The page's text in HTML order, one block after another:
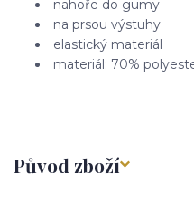
nahoře do gumy
na prsou výstuhy
elastický materiál
materiál: 70%
Původ zboží